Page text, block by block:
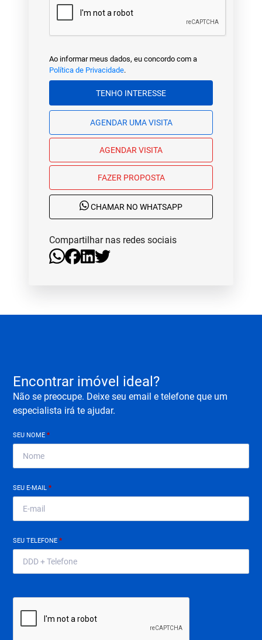
Ao informar meus dados, eu concordo com a
Política de Privacidade.
TENHO INTERESSE
AGENDAR UMA VISITA
AGENDAR VISITA
FAZER PROPOSTA
CHAMAR NO WHATSAPP
Compartilhar nas redes sociais
Encontrar imóvel ideal?
Não se preocupe. Deixe seu email e telefone que um
especialista irá te ajudar.
SEU NOME*
SEU E-MAIL*
SEU TELEFONE*